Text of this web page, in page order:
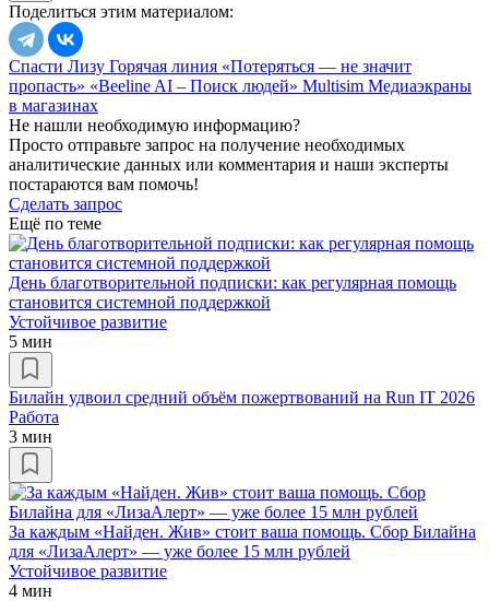
Поделиться этим материалом:
Спасти Лизу Горячая линия «Потеряться — не значит
пропасть» «Beeline AI – Поиск людей» Multisim Медиаэкраны
в магазинах
Не нашли необходимую информацию?
Просто отправьте запрос на получение необходимых
аналитические данных или комментария и наши эксперты
постараются вам помочь!
Сделать запрос
Ещё по теме
День благотворительной подписки: как регулярная помощь
становится системной поддержкой
Устойчивое развитие
5 мин
Билайн удвоил средний объём пожертвований на Run IT 2026
Работа
3 мин
За каждым «Найден. Жив» стоит ваша помощь. Сбор Билайна
для «ЛизаАлерт» — уже более 15 млн рублей
Устойчивое развитие
4 мин